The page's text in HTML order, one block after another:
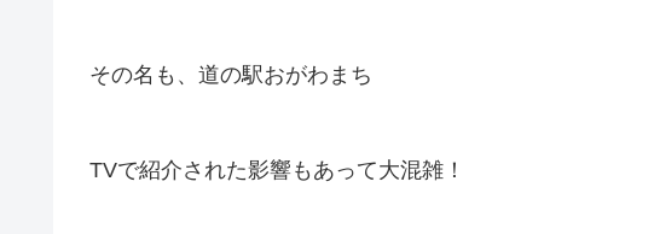
その名も、道の駅おがわまち
TVで紹介された影響もあって大混雑！